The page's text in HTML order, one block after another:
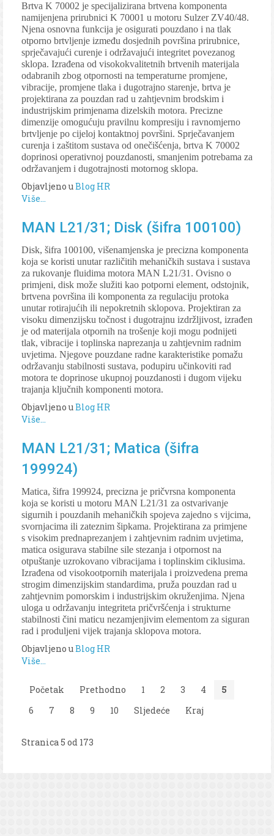
Brtva K 70002 je specijalizirana brtvena komponenta
namijenjena prirubnici K 70001 u motoru Sulzer ZV40/48.
Njena osnovna funkcija je osigurati pouzdano i na tlak
otporno brtvljenje između dosjednih površina prirubnice,
sprječavajući curenje i održavajući integritet povezanog
sklopa. Izrađena od visokokvalitetnih brtvenih materijala
odabranih zbog otpornosti na temperaturne promjene,
vibracije, promjene tlaka i dugotrajno starenje, brtva je
projektirana za pouzdan rad u zahtjevnim brodskim i
industrijskim primjenama dizelskih motora. Precizne
dimenzije omogućuju pravilnu kompresiju i ravnomjerno
brtvljenje po cijeloj kontaktnoj površini. Sprječavanjem
curenja i zaštitom sustava od onečišćenja, brtva K 70002
doprinosi operativnoj pouzdanosti, smanjenim potrebama za
održavanjem i dugotrajnosti motornog sklopa.
Objavljeno uBlog HR
Više...
MAN L21/31; Disk (šifra 100100)
Disk, šifra 100100, višenamjenska je precizna komponenta
koja se koristi unutar različitih mehaničkih sustava i sustava
za rukovanje fluidima motora MAN L21/31. Ovisno o
primjeni, disk može služiti kao potporni element, odstojnik,
brtvena površina ili komponenta za regulaciju protoka
unutar rotirajućih ili nepokretnih sklopova. Projektiran za
visoku dimenzijsku točnost i dugotrajnu izdržljivost, izrađen
je od materijala otpornih na trošenje koji mogu podnijeti
tlak, vibracije i toplinska naprezanja u zahtjevnim radnim
uvjetima. Njegove pouzdane radne karakteristike pomažu
održavanju stabilnosti sustava, podupiru učinkoviti rad
motora te doprinose ukupnoj pouzdanosti i dugom vijeku
trajanja ključnih komponenti motora.
Objavljeno uBlog HR
Više...
MAN L21/31; Matica (šifra
199924)
Matica, šifra 199924, precizna je pričvrsna komponenta
koja se koristi u motoru MAN L21/31 za ostvarivanje
sigurnih i pouzdanih mehaničkih spojeva zajedno s vijcima,
svornjacima ili zateznim šipkama. Projektirana za primjene
s visokim prednaprezanjem i zahtjevnim radnim uvjetima,
matica osigurava stabilne sile stezanja i otpornost na
otpuštanje uzrokovano vibracijama i toplinskim ciklusima.
Izrađena od visokootpornih materijala i proizvedena prema
strogim dimenzijskim standardima, pruža pouzdan rad u
zahtjevnim pomorskim i industrijskim okruženjima. Njena
uloga u održavanju integriteta pričvršćenja i strukturne
stabilnosti čini maticu nezamjenjivim elementom za siguran
rad i produljeni vijek trajanja sklopova motora.
Objavljeno uBlog HR
Više...
Početak Prethodno 1 2 3 4
5
6
7 8 9 10 Sljedeće Kraj
Stranica 5 od 173